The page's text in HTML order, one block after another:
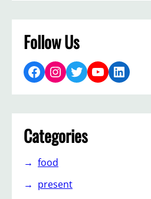
Follow Us
Facebook Instagram Twitter YouTube LinkedIn
Categories
food
present